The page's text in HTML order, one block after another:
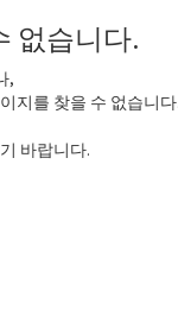
없습니다.
,
지를 찾을 수 없습니
바랍니다.